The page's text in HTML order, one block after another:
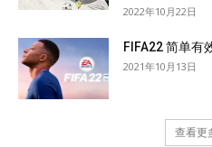
2022年10月22日
FIFA22 简单有
2021年10月13日
查看更